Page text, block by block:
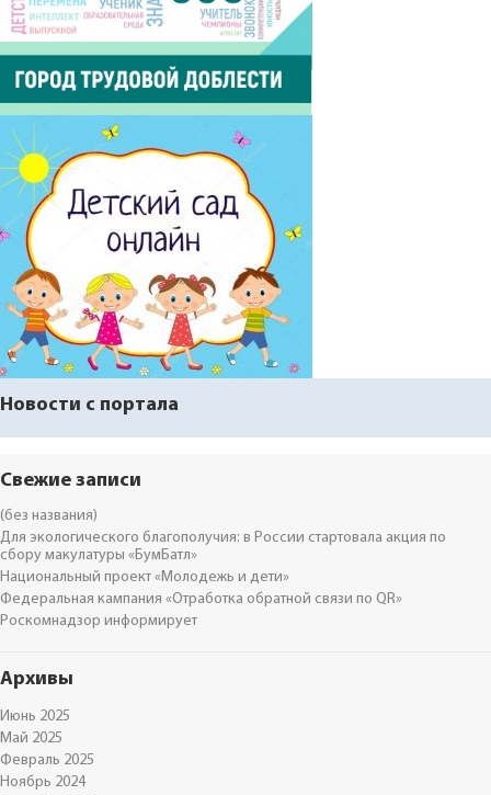
Новости с портала
Свежие записи
(без названия)
Для экологического благополучия: в России стартовала акция по
сбору макулатуры «БумБатл»
Национальный проект «Молодежь и дети»
Федеральная кампания «Отработка обратной связи по QR»
Роскомнадзор информирует
Архивы
Июнь 2025
Май 2025
Февраль 2025
Ноябрь 2024